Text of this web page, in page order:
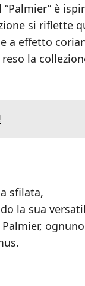
è
si riflette
a effetto
la
sfilata,
la sua
ognuno